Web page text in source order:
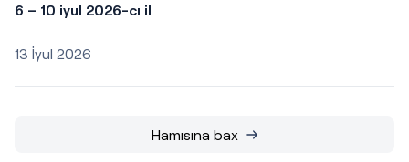
6 – 10 iyul 2026-cı il
13 İyul 2026
Hamısına bax